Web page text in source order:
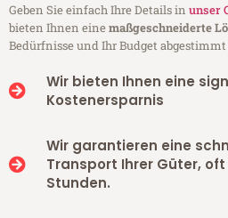
Geben Sie einfach Ihre Details in unser
bieten Ihnen einemaßgeschneiderte
Bedürfnisse und Ihr Budget abgestimmt
Wir bieten Ihnen eine
Kostenersparnis
Wir garantieren eine
Transport Ihrer Güter,
Stunden.